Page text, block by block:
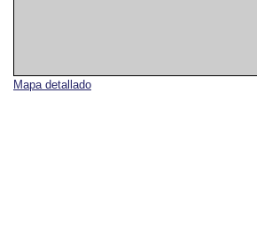
Mapa detallado